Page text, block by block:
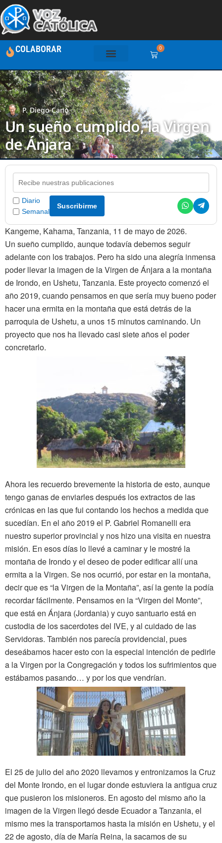
COLABORAR 0
P. Diego Cano
Un sueño cumplido, la Virgen
de Ánjara
Diario
Semanal
Suscribirme
Kangeme, Kahama, Tanzania, 11 de mayo de 2026.
Un sueño cumplido, aunque todavía debemos seguir
adelante con los trabajos. Pero ha sido una alegría inmensa
poder llevar la imagen de la Virgen de Ánjara a la montaña
de Irondo, en Ushetu, Tanzania. Este proyecto comenzó el
año 2019, cuando pensamos en que sería muy bueno poder
hacer una ermita en la montaña que está detrás de la
parroquia de Ushetu, a unos 15 minutos caminando. Un
proyecto que nos ha llevado casi siete años el poder
concretarlo.
Ahora les recuerdo brevemente la historia de esto, aunque
tengo ganas de enviarles después los extractos de las
crónicas en las que fui contando los hechos a medida que
sucedían. En el año 2019 el P. Gabriel Romanelli era
nuestro superior provincial y nos hizo una visita en nuestra
misión. En esos días lo llevé a caminar y le mostré la
montaña de Irondo y el deseo de poder edificar allí una
ermita a la Virgen. Se nos ocurrió, por estar en la montaña,
decir que es “la Virgen de la Montaña”, así la gente la podía
recordar fácilmente. Pensamos en la “Virgen del Monte”,
que está en Ánjara (Jordania) y cuyo santuario está en
custodia de los sacerdotes del IVE, y al cuidado de las
Servidoras. También nos parecía providencial, pues
deseábamos hacer esto con la especial intención de pedirle
a la Virgen por la Congregación y todos los sufrimientos que
estábamos pasando… y por los que vendrían.
El 25 de julio del año 2020 llevamos y entronizamos la Cruz
del Monte Irondo, en el lugar donde estuviera la antigua cruz
que pusieron los misioneros. En agosto del mismo año la
imagen de la Virgen llegó desde Ecuador a Tanzania, el
mismo mes la transportamos hasta la misión en Ushetu, y el
22 de agosto, día de María Reina, la sacamos de su